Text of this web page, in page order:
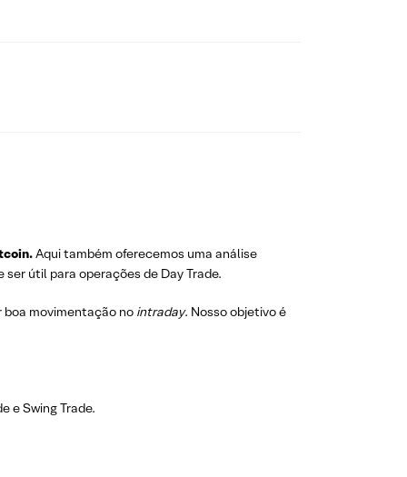
Aqui também oferecemos uma análise
útil para operações de Day Trade.
movimentação no intraday. Nosso objetivo é
e Swing Trade.